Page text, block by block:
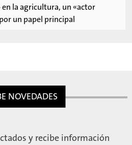
la agricultura, un «actor
un papel principal
NOVEDADES
y recibe información